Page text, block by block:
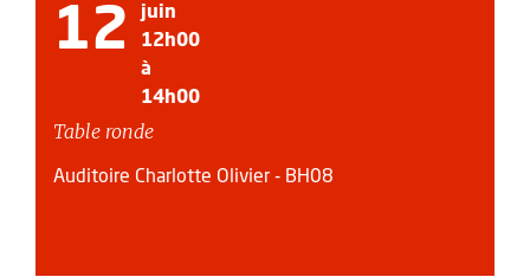
12
juin
12h00
à
14h00
Table ronde
Auditoire Charlotte Olivier - BH08